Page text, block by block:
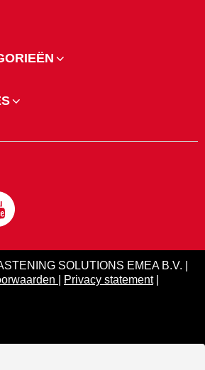
SOLUTIONS EMEA B.V. |
Privacy statement|